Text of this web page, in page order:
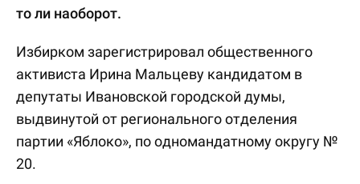
то ли наоборот.
Избирком зарегистрировал общественного
активиста Ирина Мальцеву кандидатом в
депутаты Ивановской городской думы,
выдвинутой от регионального отделения
партии «Яблоко», по одномандатному округу №
20.